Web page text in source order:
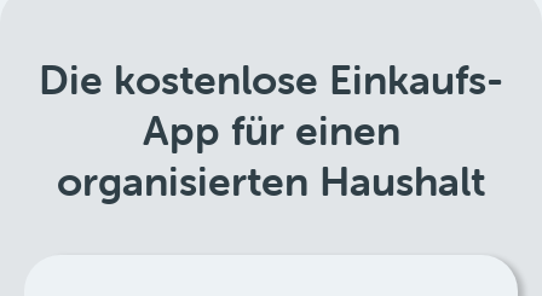
Die kostenlose Einkaufs-
App für einen
organisierten Haushalt